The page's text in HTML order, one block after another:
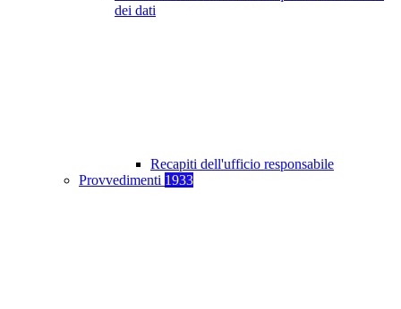
dei dati
Recapiti dell'ufficio responsabile
Provvedimenti 1933